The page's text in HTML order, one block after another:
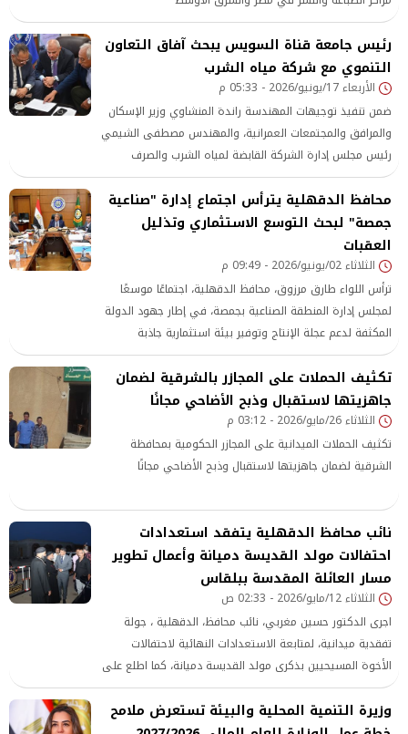
رئيس جامعة قناة السويس يبحث آفاق التعاون
التنموي مع شركة مياه الشرب
الأربعاء 17/يونيو/2026 - 05:33 م
ضمن تنفيذ توجيهات المهندسة راندة المنشاوي وزير الإسكان
والمرافق والمجتمعات العمرانية، والمهندس مصطفى الشيمي
رئيس مجلس إدارة الشركة القابضة لمياه الشرب والصرف
الصحي،
محافظ الدقهلية يترأس اجتماع إدارة "صناعية
جمصة" لبحث التوسع الاستثماري وتذليل
العقبات
الثلاثاء 02/يونيو/2026 - 09:49 م
ترأس اللواء طارق مرزوق، محافظ الدقهلية، اجتماعًا موسعًا
لمجلس إدارة المنطقة الصناعية بجمصة، في إطار جهود الدولة
المكثفة لدعم عجلة الإنتاج وتوفير بيئة استثمارية جاذبة
تكثيف الحملات على المجازر بالشرقية لضمان
جاهزيتها لاستقبال وذبح الأضاحي مجانًا
الثلاثاء 26/مايو/2026 - 03:12 م
تكثيف الحملات الميدانية على المجازر الحكومية بمحافظة
الشرقية لضمان جاهزيتها لاستقبال وذبح الأضاحي مجانًا
نائب محافظ الدقهلية يتفقد استعدادات
احتفالات مولد القديسة دميانة وأعمال تطوير
مسار العائلة المقدسة ببلقاس
الثلاثاء 12/مايو/2026 - 02:33 ص
اجرى الدكتور حسين مغربي، نائب محافظ، الدقهلية ، جولة
تفقدية ميدانية، لمتابعة الاستعدادات النهائية لاحتفالات
الأخوة المسيحيين بذكرى مولد القديسة دميانة، كما اطلع على
أعمال التجميل والتطوي
وزيرة التنمية المحلية والبيئة تستعرض ملامح